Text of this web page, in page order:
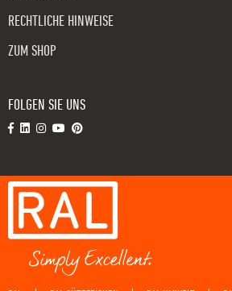
RECHTLICHE HINWEISE
ZUM SHOP
FOLGEN SIE UNS